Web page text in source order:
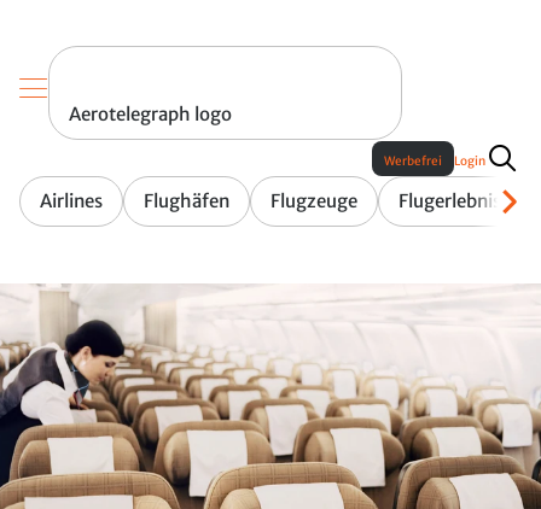
Aerotelegraph logo
Airlines Flughäfen Flugzeuge Flugerlebnis
Werbefrei Login